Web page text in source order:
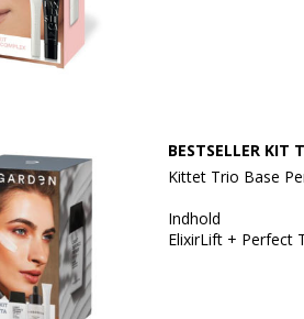
BESTSELLER KIT
Kittet Trio Base
Indhold
ElixirLift + Perfect